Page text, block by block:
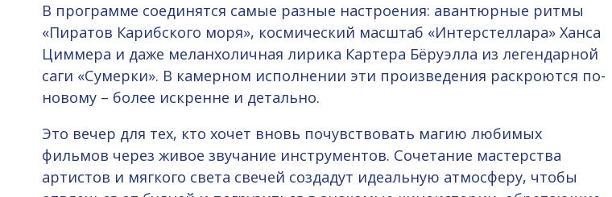
В программе соединятся самые разные настроения: авантюрные ритмы
«Пиратов Карибского моря», космический масштаб «Интерстеллара» Ханса
Циммера и даже меланхоличная лирика Картера Бёруэлла из легендарной
саги «Сумерки». В камерном исполнении эти произведения раскроются по-
новому – более искренне и детально.
Это вечер для тех, кто хочет вновь почувствовать магию любимых
фильмов через живое звучание инструментов. Сочетание мастерства
артистов и мягкого света свечей создадут идеальную атмосферу, чтобы